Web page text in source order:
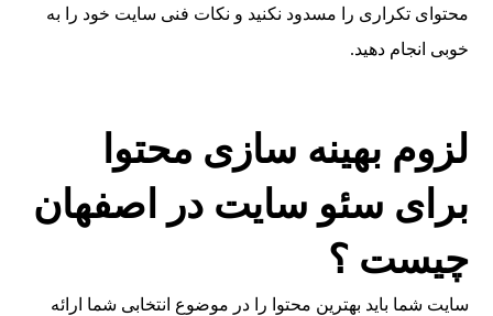
محتوای تکراری را مسدود نکنید و نکات فنی سایت خود را به
خوبی انجام دهید.
لزوم بهینه سازی محتوا
برای سئو سایت در اصفهان
چیست ؟
سایت شما باید بهترین محتوا را در موضوع انتخابی شما ارائه